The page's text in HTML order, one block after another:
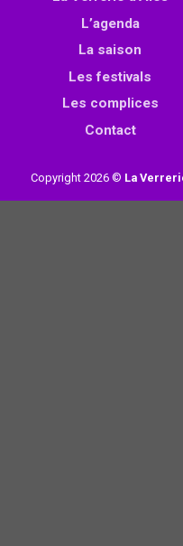
L’agenda
La saison
Les festivals
Les complices
Contact
Copyright 2026 © La